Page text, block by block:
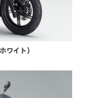
ワイト）